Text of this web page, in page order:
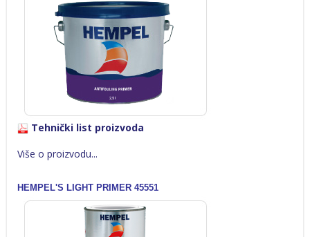
Tehnički list proizvoda
Više o proizvodu...
HEMPEL'S LIGHT PRIMER 45551